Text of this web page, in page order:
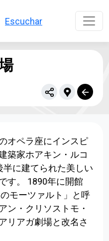
Escuchar
オペラ座にインスピ
築家ホアキン・ルコ
に建てられた美しい
す。 1890年に開館
モーツァルト」と呼
ン・クリソストモ・
リアガ劇場と改名さ